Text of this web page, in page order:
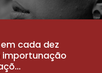
cada dez
importunação